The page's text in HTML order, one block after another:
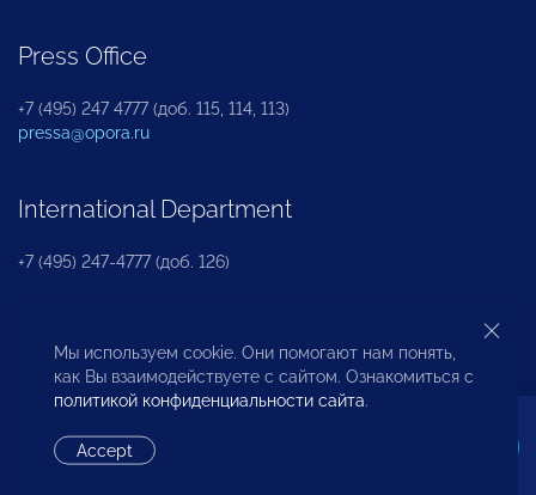
Press Office
+7 (495) 247 4777 (доб. 115, 114, 113)
pressa@opora.ru
International Department
+7 (495) 247-4777 (доб. 126)
Business and Investment Rights Protection
Department
Мы используем cookie. Они помогают нам понять,
как Вы взаимодействуете с сайтом. Ознакомиться с
политикой конфиденциальности сайта.
Accept